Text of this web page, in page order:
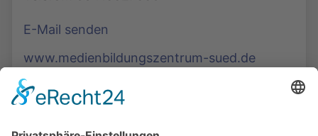
E-Mail senden
www.medienbildungszentrum-sued.de